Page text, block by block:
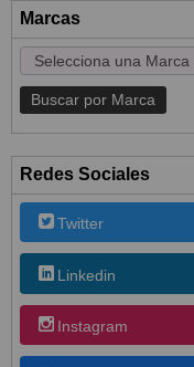
Marcas
Redes Sociales
Twitter
Linkedin
Instagram